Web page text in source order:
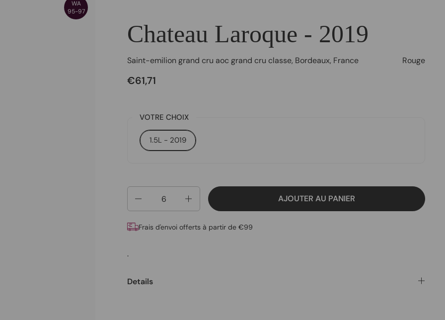
WA
95-97
Chateau Laroque - 2019
Saint-emilion grand cru aoc grand cru classe, Bordeaux, France Rouge
€61,71
VOTRE CHOIX
1.5L - 2019
AJOUTER AU PANIER
Frais d'envoi offerts à partir de €99
.
Details